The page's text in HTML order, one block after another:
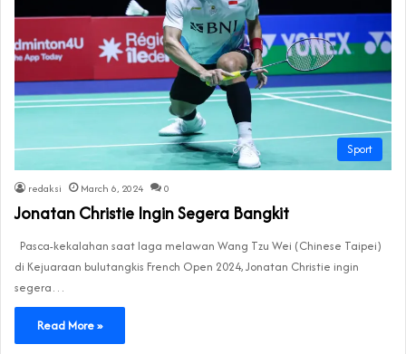
Sport
redaksi March 6, 2024 0
Jonatan Christie Ingin Segera Bangkit
Pasca-kekalahan saat laga melawan Wang Tzu Wei (Chinese Taipei)
di Kejuaraan bulutangkis French Open 2024, Jonatan Christie ingin
segera…
Read More »